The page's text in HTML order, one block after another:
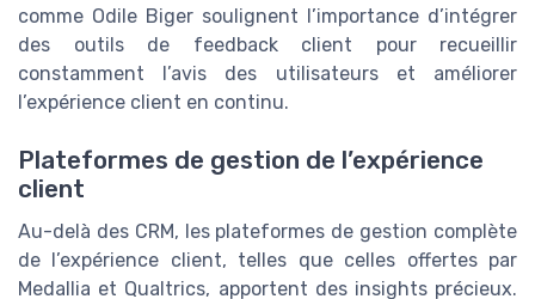
comme Odile Biger soulignent l’importance d’intégrer
des outils de feedback client pour recueillir
constamment l’avis des utilisateurs et améliorer
l’expérience client en continu.
Plateformes de gestion de l’expérience
client
Au-delà des CRM, les plateformes de gestion complète
de l’expérience client, telles que celles offertes par
Medallia et Qualtrics, apportent des insights précieux.